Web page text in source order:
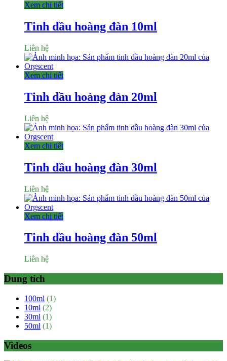
Xem chi tiết
Tinh dầu hoàng đàn 10ml
Liên hệ
Xem chi tiết
Tinh dầu hoàng đàn 20ml
Liên hệ
Xem chi tiết
Tinh dầu hoàng đàn 30ml
Liên hệ
Xem chi tiết
Tinh dầu hoàng đàn 50ml
Liên hệ
Dung tích
100ml (1)
10ml (2)
30ml (1)
50ml (1)
Videos